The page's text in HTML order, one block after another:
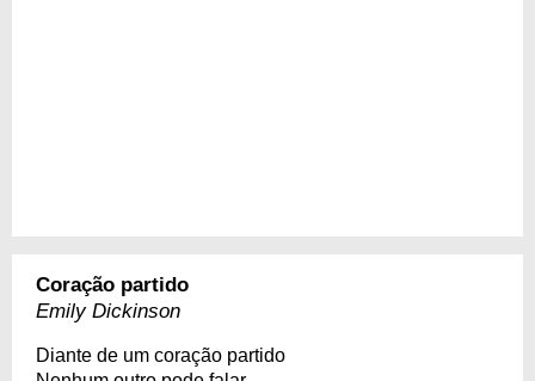
Coração partido
Emily Dickinson
Diante de um coração partido